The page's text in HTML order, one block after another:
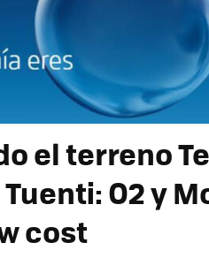
el terreno
O2 y
cost